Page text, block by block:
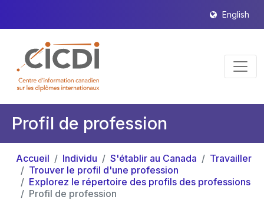
English
Profil de profession
Accueil Individu S'établir au Canada
Travailler
Trouver le profil d'une profession
Explorez le répertoire des profils des professions
Profil de profession